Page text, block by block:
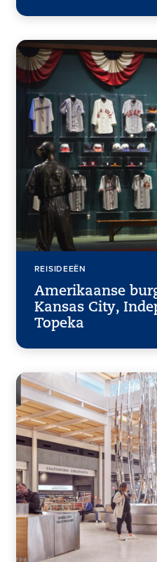
REISIDEEËN
Amerikaanse
Kansas City,
Topeka